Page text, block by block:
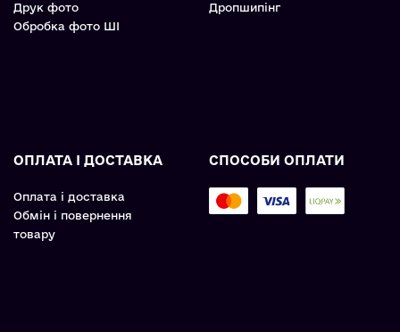
Друк фото
Обробка фото ШІ
Дропшипінг
ОПЛАТА І ДОСТАВКА
Оплата і доставка
Обмін і повернення
товару
СПОСОБИ ОПЛАТИ